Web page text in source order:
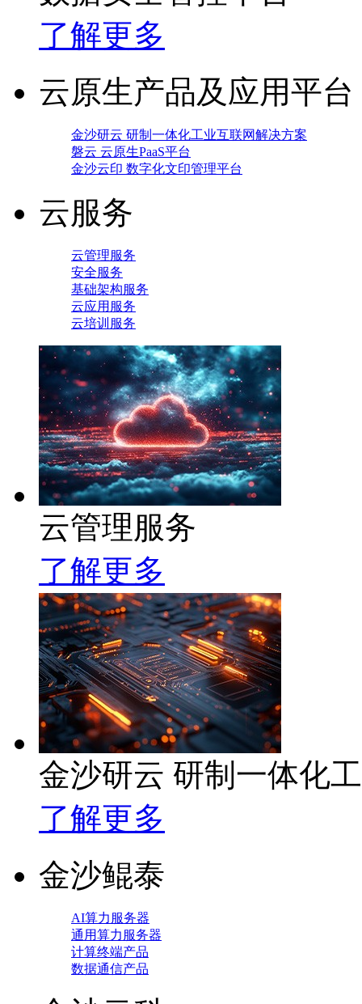
了解更多
云原生产品及应用平台
金沙研云 研制一体化工业互联网解决方案
磐云 云原生PaaS平台
金沙云印 数字化文印管理平台
云服务
云管理服务
安全服务
基础架构服务
云应用服务
云培训服务
云管理服务
了解更多
金沙研云 研制一体化
了解更多
金沙鲲泰
AI算力服务器
通用算力服务器
计算终端产品
数据通信产品